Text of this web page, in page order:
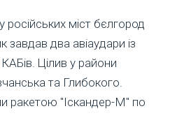
російських міст бєлгород
завдав два авіаудари із
Цілив у райони
та Глибокого.
ракетою "Іскандер-М" по